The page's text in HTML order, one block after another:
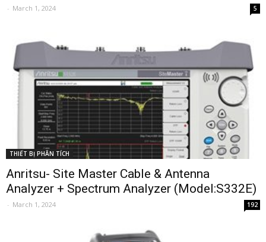
- March 1, 2024 5
THIẾT BỊ PHÂN TÍCH
Anritsu- Site Master Cable & Antenna
Analyzer + Spectrum Analyzer (Model:S332E)
- March 1, 2024 192